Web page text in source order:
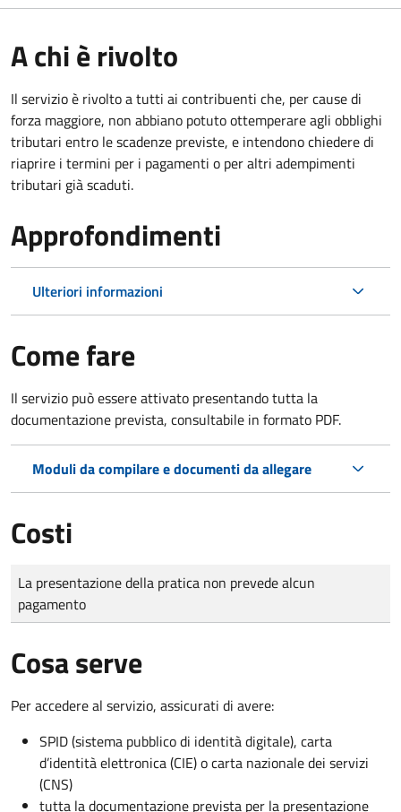
A chi è rivolto
Il servizio è rivolto a tutti ai contribuenti che, per cause di
forza maggiore, non abbiano potuto ottemperare agli obblighi
tributari entro le scadenze previste, e intendono chiedere di
riaprire i termini per i pagamenti o per altri adempimenti
tributari già scaduti.
Approfondimenti
Ulteriori informazioni
Come fare
Il servizio può essere attivato presentando tutta la
documentazione prevista, consultabile in formato PDF.
Moduli da compilare e documenti da allegare
Costi
Tipo di pagamento
Importo
La presentazione della pratica non prevede alcun
pagamento
Cosa serve
Per accedere al servizio, assicurati di avere:
SPID (sistema pubblico di identità digitale), carta
d’identità elettronica (CIE) o carta nazionale dei servizi
(CNS)
tutta la documentazione prevista per la presentazione